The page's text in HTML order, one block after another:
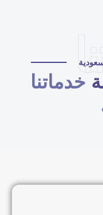
خدماتنا